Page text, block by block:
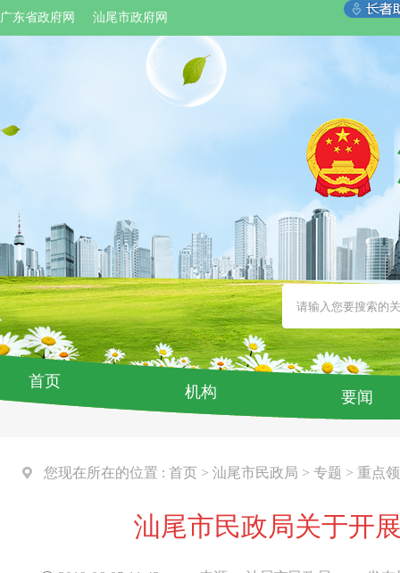
广东省政府网 汕尾市政府网
首页
机构 要闻
您现在所在的位置 : 首页 > 汕尾市民政局 > 专题 > 重点
汕尾市民政局关于开